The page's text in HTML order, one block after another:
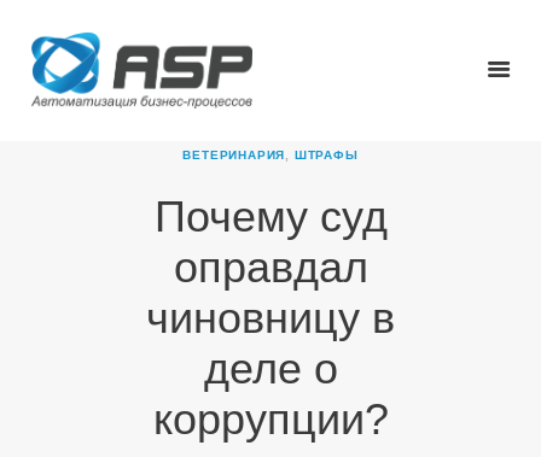
ВЕТЕРИНАРИЯ ШТРАФЫ
Почему суд
оправдал
чиновницу в
деле о
коррупции?
ГЛАВНАЯ
О КОМПАНИИ
НОВОСТИ
ПАРТНЕРЫ
КОНТАКТЫ